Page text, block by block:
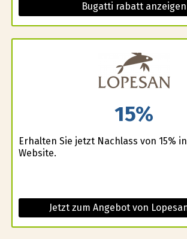
Bugatti rabatt anzeigen
15%
Erhalten Sie jetzt Nachlass von 15%
Website.
Jetzt zum Angebot von